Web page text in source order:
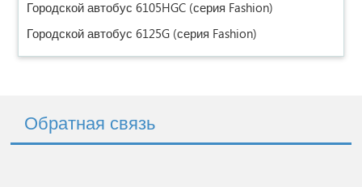
Городской автобус 6105HGC (серия Fashion)
Городской автобус 6125G (серия Fashion)
Обратная связь